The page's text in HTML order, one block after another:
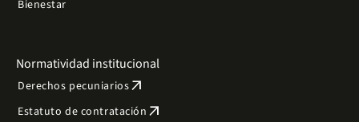
Bienestar
Normatividad institucional
Derechos pecuniariosarrow_outward
Estatuto de contratación arrow_outward